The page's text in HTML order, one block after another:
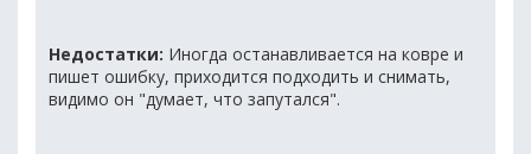
Недостатки: Иногда останавливается на ковре и
пишет ошибку, приходится подходить и снимать,
видимо он "думает, что запутался".